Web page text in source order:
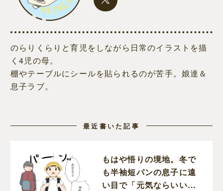
のらりくらりと育児をしながら日常のイラストを描
く4児の母。
棚やテーブルにシールを貼られるのが苦手。娘達＆
息子ラブ。
最近書いた記事
もはや悟りの境地。冬で
も半袖短パンの息子に遠
い目で「元気ならいい」